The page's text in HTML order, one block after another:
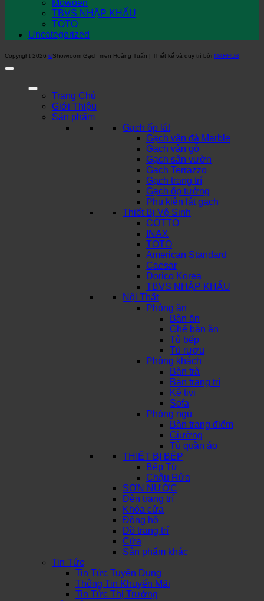
Mowoen
TBVS NHẬP KHẨU
TOTO
Uncategorized
Copyright 2026 ©Showroom Gạch men Hoàng Tuấn | Thiết kế và duy trì bởi MARHUB
Trang Chủ
Giới Thiệu
Sản phẩm
Gạch ốp lát
Gạch vân đá Marble
Gạch vân gỗ
Gạch sân vườn
Gạch Terrazzo
Gạch trang trí
Gạch ốp tường
Phụ kiện lát gạch
Thiết Bị Vệ Sinh
COTTO
INAX
TOTO
American Standard
Caesar
Dorico Korea
TBVS NHẬP KHẨU
Nội Thất
Phòng ăn
Bàn ăn
Ghế bàn ăn
Tủ bếp
Tủ rượu
Phòng khách
Bàn trà
Bàn trang trí
Kệ tivi
Sofa
Phòng ngủ
Bàn trang điểm
Giường
Tủ quần áo
THIẾT BỊ BẾP
Bếp Từ
Chậu Rửa
SƠN NƯỚC
Đèn trang trí
Khóa cửa
Đồng hồ
Đồ trang trí
Cửa
Sản phẩm khác
Tin Tức
Tin Tức Tuyển Dụng
Thông Tin Khuyến Mãi
Tin Tức Thị Trường